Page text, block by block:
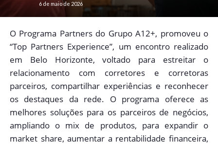
6 de maio de 2026
O Programa Partners do Grupo A12+, promoveu o
“Top Partners Experience”, um encontro realizado
em Belo Horizonte, voltado para estreitar o
relacionamento com corretores e corretoras
parceiros, compartilhar experiências e reconhecer
os destaques da rede. O programa oferece as
melhores soluções para os parceiros de negócios,
ampliando o mix de produtos, para expandir o
market share, aumentar a rentabilidade financeira,